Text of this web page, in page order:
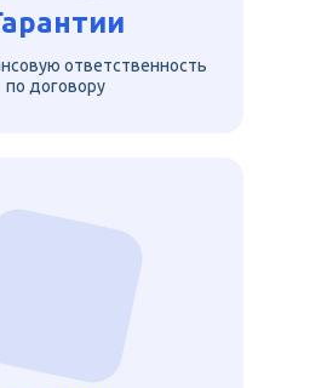
ответственность
по договору